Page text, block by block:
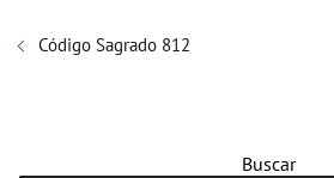
Código Sagrado 812
Buscar